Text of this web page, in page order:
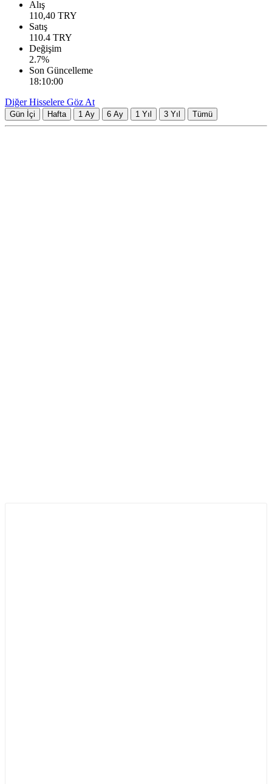
Alış
110,40 TRY
Satış
110.4 TRY
Değişim
2.7%
Son Güncelleme
18:10:00
Diğer Hisselere Göz At
Gün İçi Hafta 1 Ay 6 Ay 1 Yıl 3 Yıl Tümü